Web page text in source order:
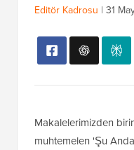
Editör Kadrosu | 31
Makalelerimizden
muhtemelen 'Şu